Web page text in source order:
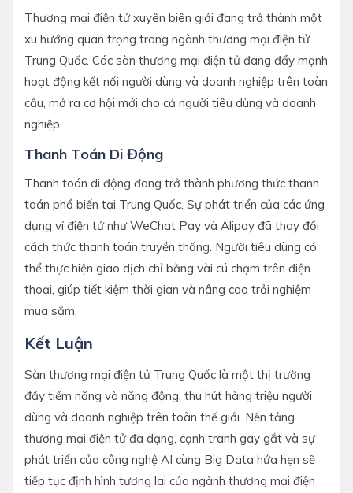
Thương mại điện tử xuyên biên giới đang trở thành một
xu hướng quan trọng trong ngành thương mại điện tử
Trung Quốc. Các sàn thương mại điện tử đang đẩy mạnh
hoạt động kết nối người dùng và doanh nghiệp trên toàn
cầu, mở ra cơ hội mới cho cả người tiêu dùng và doanh
nghiệp.
Thanh Toán Di Động
Thanh toán di động đang trở thành phương thức thanh
toán phổ biến tại Trung Quốc. Sự phát triển của các ứng
dụng ví điện tử như WeChat Pay và Alipay đã thay đổi
cách thức thanh toán truyền thống. Người tiêu dùng có
thể thực hiện giao dịch chỉ bằng vài cú chạm trên điện
thoại, giúp tiết kiệm thời gian và nâng cao trải nghiệm
mua sắm.
Kết Luận
Sàn thương mại điện tử Trung Quốc là một thị trường
đầy tiềm năng và năng động, thu hút hàng triệu người
dùng và doanh nghiệp trên toàn thế giới. Nền tảng
thương mại điện tử đa dạng, cạnh tranh gay gắt và sự
phát triển của công nghệ AI cùng Big Data hứa hẹn sẽ
tiếp tục định hình tương lai của ngành thương mại điện